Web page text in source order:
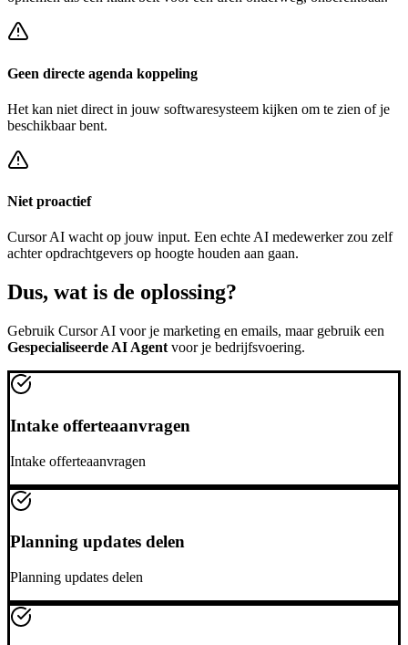
Geen directe agenda koppeling
Het kan niet direct in jouw softwaresysteem kijken om te zien of je
beschikbaar bent.
Niet proactief
Cursor AI wacht op jouw input. Een echte AI medewerker zou zelf
achteropdrachtgevers op hoogte houden aan gaan.
Dus, wat is de oplossing?
Gebruik Cursor AI voor je marketing en emails, maar gebruik een
Gespecialiseerde AI Agent voor je bedrijfsvoering.
Intake offerteaanvragen
Intake offerteaanvragen
Planning updates delen
Planning updates delen